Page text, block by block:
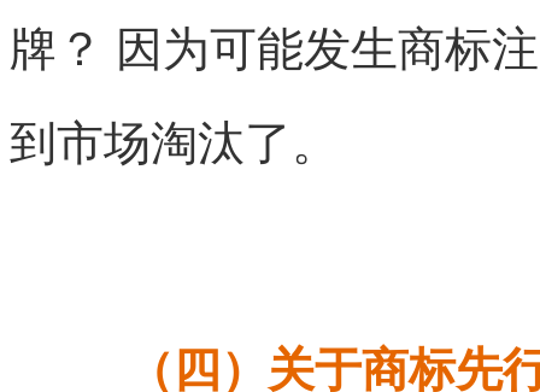
牌？ 因为可能发生商标
到市场淘汰了。
（四）关于商标先